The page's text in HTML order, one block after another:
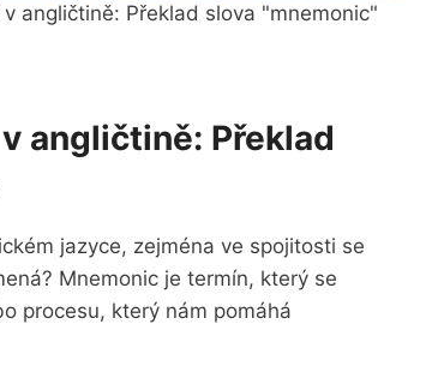
angličtině: Překlad slova "mnemonic"
angličtině: Překlad
jazyce, zejména ve spojitosti se
Mnemonic je termín, který se
procesu, který nám pomáhá